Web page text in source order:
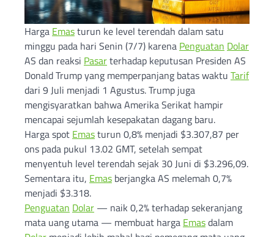
Harga Emasturun ke level terendah dalam satu
minggu pada hari Senin (7/7) karena Penguatan Dolar
AS dan reaksi Pasarterhadap keputusan Presiden AS
Donald Trump yang memperpanjang batas waktu Tarif
dari 9 Juli menjadi 1 Agustus. Trump juga
mengisyaratkan bahwa Amerika Serikat hampir
mencapai sejumlah kesepakatan dagang baru.
Harga spot Emasturun 0,8% menjadi $3.307,87 per
ons pada pukul 13.02 GMT, setelah sempat
menyentuh level terendah sejak 30 Juni di $3.296,09.
Sementara itu, Emas berjangka AS melemah 0,7%
menjadi $3.318.
Penguatan Dolar — naik 0,2% terhadap sekeranjang
mata uang utama — membuat harga Emasdalam